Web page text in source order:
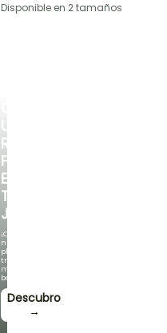
UN
RINCÓN
FRESCO
EN
TU
JARDÍN
¡Con
nuestras
plantas
trepadoras
más
bonitas!
Descubro
→
Disponible en 2 tamaños